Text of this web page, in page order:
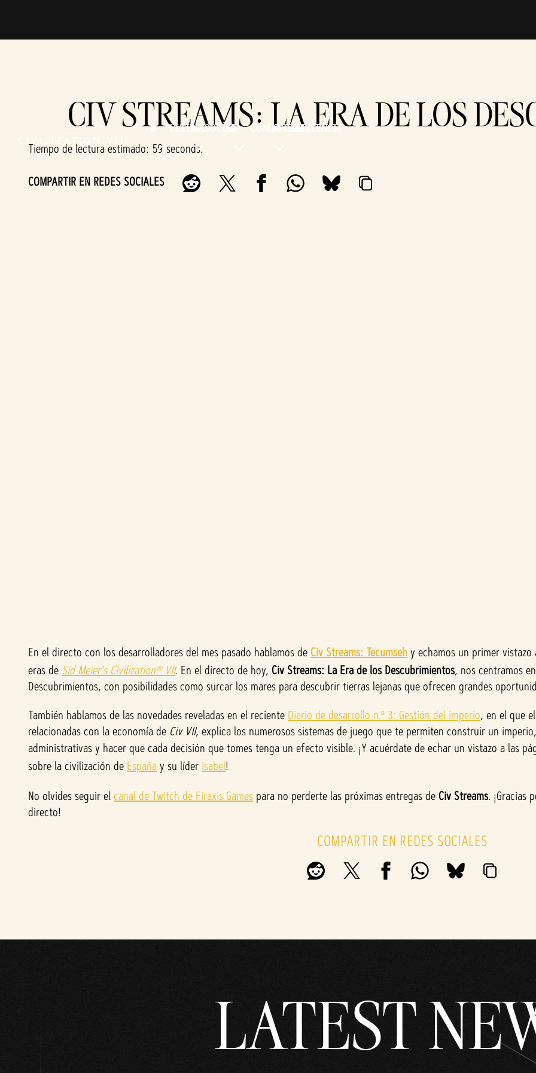
ÚLTIMASGUÍAS COMUNIDADASISTENCIA
CIV STREAMS: LA ERA DE LOS
Tiempo de lectura estimado 59 seconds
COMPARTIR EN REDES SOCIALES
A
c
c
e
p
t
&
y
En el directo con los desarrolladores del mes pasado hablamos de Civ Streams: Tecumsehy echamos un primer
eras de Sid Meier's Civilization® VII. En el directo de hoy, Civ Streams: La Era de los Descubrimientos, nos centramos
Descubrimientos, con posibilidades como surcar los mares para descubrir tierras lejanas que ofrecen grandes
También hablamos de las novedades reveladas en el reciente Diario de desarrollo n.º 3: Gestión del imperio, en el que
relacionadas con la economía de Civ VII, explica los numerosos sistemas de juego que te permiten construir un
administrativas y hacer que cada decisión que tomes tenga un efecto visible. ¡Y acuérdate de echar un vistazo a las
sobre la civilización de Españay su líder Isabel!
No olvides seguir elcanal de Twitch de Firaxis Games para no perderte las próximas entregas de Civ Streams. ¡Gracias
directo!
COMPARTIR EN REDES SOCIALES
LATEST